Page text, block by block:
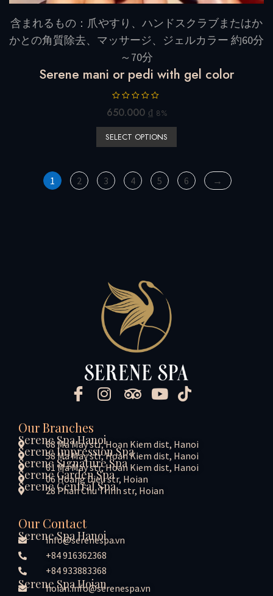
含まれるもの：爪やすり、ハンドスクラブまたはか
かとの角質除去、マッサージ、ジェルカラー 約60分
～70分
Serene mani or pedi with gel color
R
t
e
d
u
t
650.000 ₫ 8%
SELECT OPTIONS
1 2 3 4 5 6 →
Our Branches
Serene Spa Hanoi
68 Ma May str, Hoan Kiem dist, Hanoi
Serene Impression Spa
58 Ma May str, Hoan Kiem dist, Hanoi
Serene Signature Spa
61 Ma May str, Hoan Kiem dist, Hanoi
Serene Garden Spa
06 Hoang Dieu str, Hoian
Serene Central Spa
28 Phan Chu Trinh str, Hoian
Our Contact
Serene Spa Hanoi
info@serenespa.vn
+84 916362368
+84 933883368
Serene Spa Hoian
hoian.info@serenespa.vn